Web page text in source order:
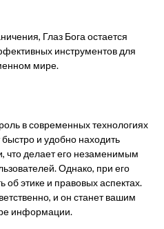
Глаз Бога остается
инструментов для
мире.
в современных технологиях
и удобно находить
делает его незаменимым
Однако, при его
об этике и правовых аспектах.
и он станет вашим
информации.